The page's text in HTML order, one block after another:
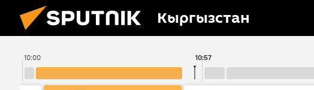
Кыргызстан
10:00 10:57